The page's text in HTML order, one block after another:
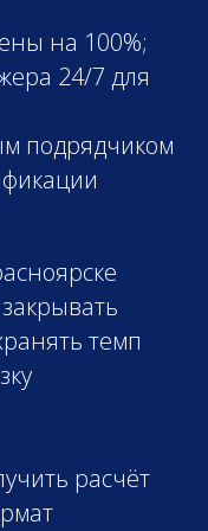
на 100%;
24/7 для
подрядчиком
темп
расчёт